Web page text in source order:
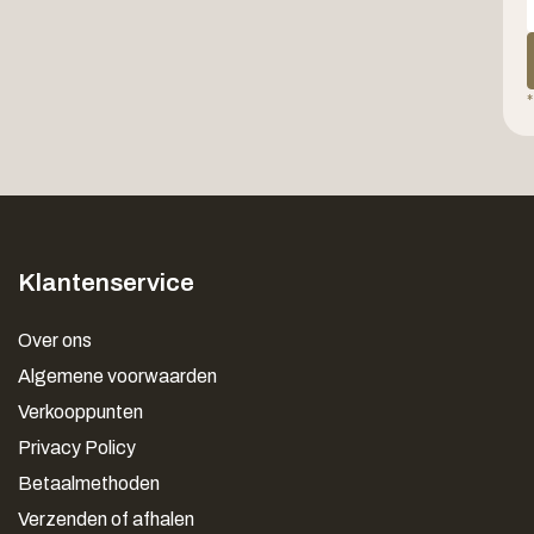
Klantenservice
Over ons
Algemene voorwaarden
Verkooppunten
Privacy Policy
Betaalmethoden
Verzenden of afhalen